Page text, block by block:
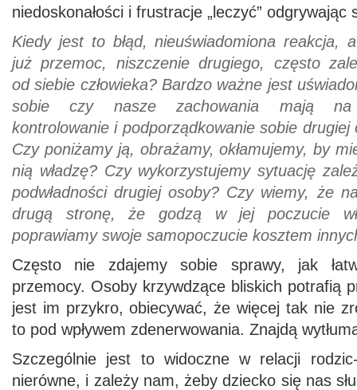
niedoskonałości i frustracje „leczyć” odgrywając
Kiedy jest to błąd, nieuświadomiona reakcja,
już przemoc, niszczenie drugiego, często
od siebie człowieka? Bardzo ważne jest
sobie czy nasze zachowania mają
kontrolowanie i podporządkowanie sobie drugiej
Czy poniżamy ją, obrażamy, okłamujemy, by
nią władzę? Czy wykorzystujemy sytuację
podwładności drugiej osoby? Czy wiemy, że
drugą stronę, że godzą w jej poczucie
poprawiamy swoje samopoczucie kosztem
Często nie zdajemy sobie sprawy, jak
przemocy. Osoby krzywdzące bliskich potrafią
jest im przykro, obiecywać, że więcej tak nie
to pod wpływem zdenerwowania. Znajdą
Szczególnie jest to widoczne w relacji
nierówne, i zależy nam, żeby dziecko się nas